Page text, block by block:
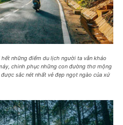
những điểm du lịch người ta vẫn kháo
chinh phục những con đường thơ mộng
sắc nét nhất vẻ đẹp ngọt ngào của xứ